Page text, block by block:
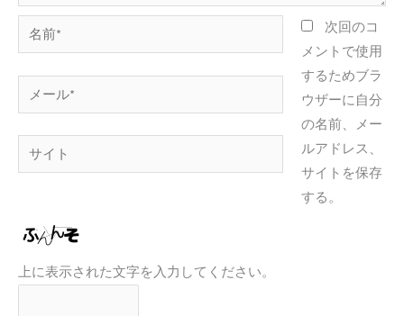
前
*
ー
ル
イ
次回のコ
メントで使用
するためブラ
ウザーに自分
の名前、メー
ルアドレス、
サイトを保存
する。
上に表示された文字を入力してください。